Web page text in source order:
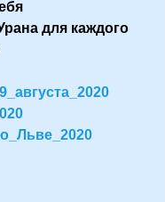
для каждого